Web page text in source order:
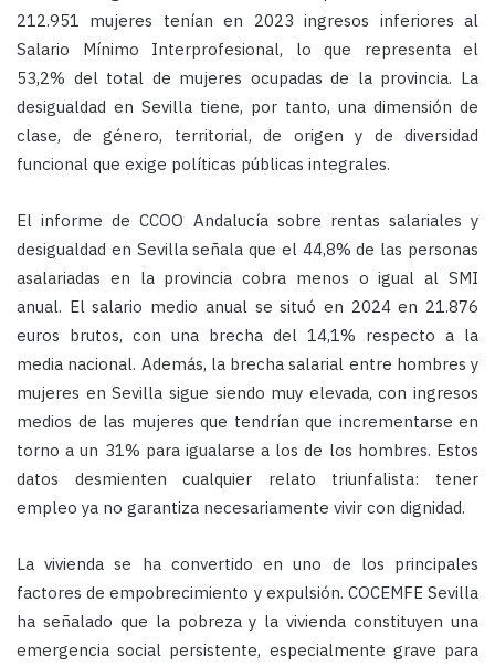
212.951 mujeres tenían en 2023 ingresos inferiores al
Salario Mínimo Interprofesional, lo que representa el
53,2% del total de mujeres ocupadas de la provincia. La
desigualdad en Sevilla tiene, por tanto, una dimensión de
clase, de género, territorial, de origen y de diversidad
funcional que exige políticas públicas integrales.
El informe de CCOO Andalucía sobre rentas salariales y
desigualdad en Sevilla señala que el 44,8% de las personas
asalariadas en la provincia cobra menos o igual al SMI
anual. El salario medio anual se situó en 2024 en 21.876
euros brutos, con una brecha del 14,1% respecto a la
media nacional. Además, la brecha salarial entre hombres y
mujeres en Sevilla sigue siendo muy elevada, con ingresos
medios de las mujeres que tendrían que incrementarse en
torno a un 31% para igualarse a los de los hombres. Estos
datos desmienten cualquier relato triunfalista: tener
empleo ya no garantiza necesariamente vivir con dignidad.
La vivienda se ha convertido en uno de los principales
factores de empobrecimiento y expulsión. COCEMFE Sevilla
ha señalado que la pobreza y la vivienda constituyen una
emergencia social persistente, especialmente grave para